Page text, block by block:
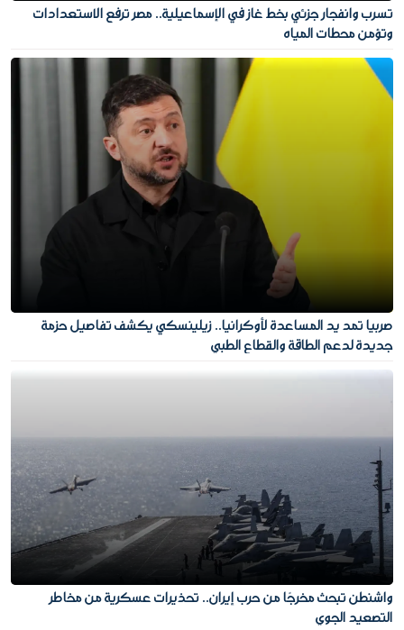
تسرب وانفجار جزئي بخط غاز في الإسماعيلية.. مصر ترفع الاستعدادات
وتؤمن محطات المياه
صربيا تمد يد المساعدة لأوكرانيا.. زيلينسكي يكشف تفاصيل حزمة
جديدة لدعم الطاقة والقطاع الطبي
واشنطن تبحث مخرجًا من حرب إيران.. تحذيرات عسكرية من مخاطر
التصعيد الجوي